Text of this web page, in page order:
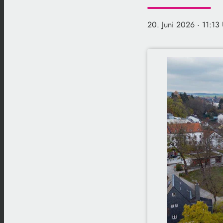
20. Juni 2026 · 11:13